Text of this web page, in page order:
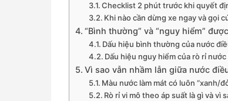
Checklist 2 phút trước khi quyết
Khi nào cần dừng xe ngay và gọi
“Bình thường” và “nguy hiểm”
Dấu hiệu bình thường của nước
Dấu hiệu nguy hiểm của rò rỉ nước
Vì sao vẫn nhầm lẫn giữa nước
Màu nước làm mát có luôn “xanh/
Rò rỉ vi mô theo áp suất là gì và vì